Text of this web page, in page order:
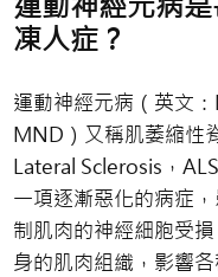
凍人症？
運動神經元病（英文
MND）又稱肌萎縮性
Lateral Sclerosis，
一項逐漸惡化的病症
制肌肉的神經細胞受
身的肌肉組織，影響